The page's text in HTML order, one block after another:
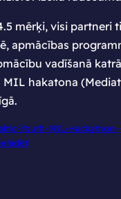
mērķi, visi partneri
apmācības
vadīšanā
MIL hakatona
Youth-MIL-Hackathon-